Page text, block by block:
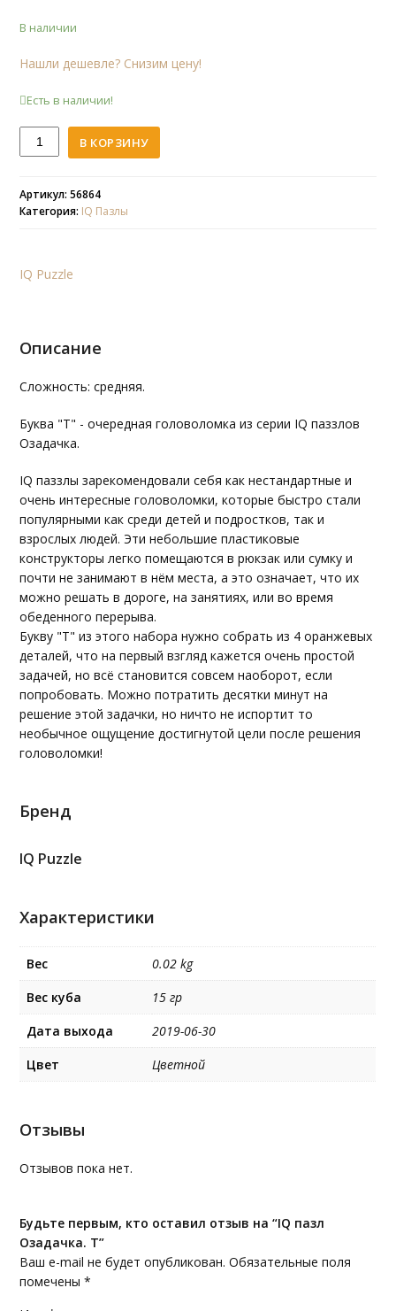
В наличии
Нашли дешевле? Снизим цену!
Есть в наличии!
Количество
IQ
Озадачка.
Т
В КОРЗИНУ
Артикул: 56864
Категория: IQ Пазлы
IQ Puzzle
Описание
Сложность: средняя.
Буква "Т" - очередная головоломка из серии IQ паззлов
Озадачка.
IQ паззлы зарекомендовали себя как нестандартные и
очень интересные головоломки, которые быстро стали
популярными как среди детей и подростков, так и
взрослых людей. Эти небольшие пластиковые
конструкторы легко помещаются в рюкзак или сумку и
почти не занимают в нём места, а это означает, что их
можно решать в дороге, на занятиях, или во время
обеденного перерыва.
Букву "Т" из этого набора нужно собрать из 4 оранжевых
деталей, что на первый взгляд кажется очень простой
задачей, но всё становится совсем наоборот, если
попробовать. Можно потратить десятки минут на
решение этой задачки, но ничто не испортит то
необычное ощущение достигнутой цели после решения
головоломки!
Бренд
IQ Puzzle
Характеристики
Вес
0.02 kg
Вес куба
15 гр
Дата выхода
2019-06-30
Цвет
Цветной
Отзывы
Отзывов пока нет.
Будьте первым, кто оставил отзыв на “IQ пазл
Озадачка. Т”
Ваш e-mail не будет опубликован. Обязательные поля
помечены*